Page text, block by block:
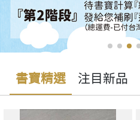
書寶精選 注目新品